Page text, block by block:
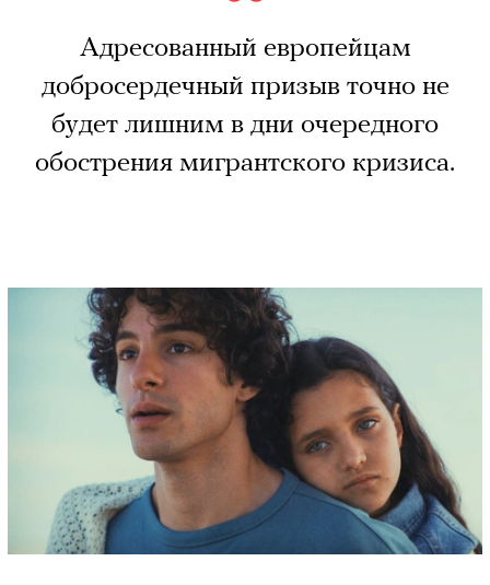
Адресованный европейцам
добросердечный призыв точно не
будет лишним в дни очередного
обострения мигрантского кризиса.